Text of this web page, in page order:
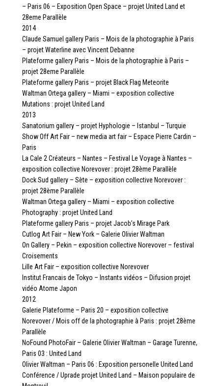
– Paris 06 – Exposition Open Space – projet United Land et
28eme Parallèle
2014
Claude Samuel gallery Paris – Mois de la photographie à Paris
– projet Waterline avec Vincent Debanne
Plateforme gallery Paris – Mois de la photographie à Paris –
projet 28eme Parallèle
Plateforme gallery Paris – projet Black Flag Meteorite
Waltman Ortega gallery – Miami – exposition collective
Mutations : projet United Land
2013
Sanatorium gallery – projet Hyphologie – Istanbul – Turquie
Show Off Art Fair – new media art fair – Espace Pierre Cardin –
Paris
La Cale 2 Créateurs – Nantes – Festival Le Voyage à Nantes –
exposition collective Norevover : projet 28ème Parallèle
Dock Sud gallery – Sète – exposition collective Norevover :
projet 28ème Parallèle
Waltman Ortega gallery – Miami – exposition collective
Photography : projet United Land
Plateforme gallery Paris – projet Jacob’s Mirage Park
Cutlog Art Fair – New York – Galerie Olivier Waltman
On Gallery – Pekin – exposition collective Norevover – festival
Croisements
Lille Art Fair – exposition collective Norevover
Institut Francais de Tokyo – Instants vidéos – Difusion projet
vidéo Atome Japon
2012
Galerie Plateforme – Paris 20 – exposition collective
Norevover / Mois off de la photographie à Paris : projet 28ème
Parallèle
NoFound PhotoFair – Galerie Olivier Waltman – Garage Turenne,
Paris 03 : United Land
Olivier Waltman – Paris 06 : Exposition personelle United Land
Conférence / Uprade projet United Land – Maison populaire de